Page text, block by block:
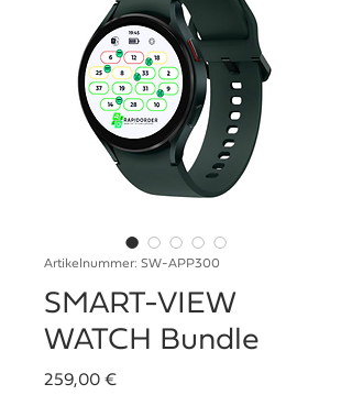
Artikelnummer: SW-APP300
SMART-VIEW
WATCH Bundle
259,00 €Preis